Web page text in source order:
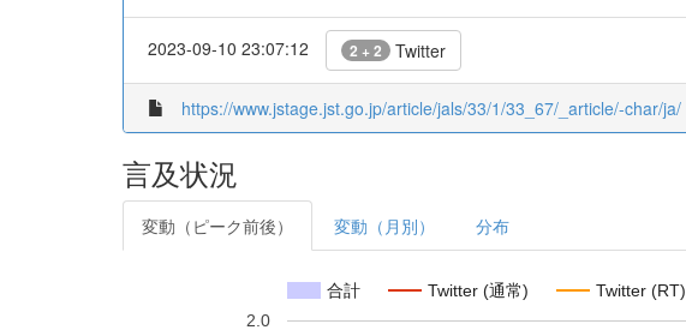
2023-09-10 23:07:12 2 + 2 Twitter
https://www.jstage.jst.go.jp/article/jals/33/1/33_67/_article/-char/ja/
言及状況
変動（ピーク前後） 変動（月別） 分布
合計 Twitter (通常) Twitter (RT)
2.0